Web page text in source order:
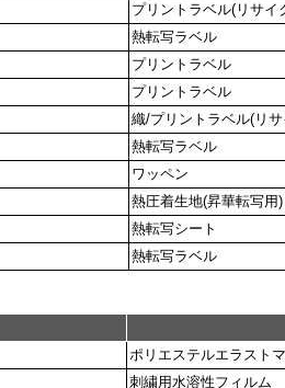
プリントラベル(リサイ
熱転写ラベル
プリントラベル
プリントラベル
織/プリントラベル(リ
熱転写ラベル
ワッペン
熱圧着生地(昇華転写用)
熱転写シート
熱転写ラベル
ポリエステルエラスト
刺繍用水溶性フィルム